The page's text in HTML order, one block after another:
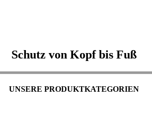
Schutz von Kopf bis Fuß
UNSERE PRODUKTKATEGORIEN